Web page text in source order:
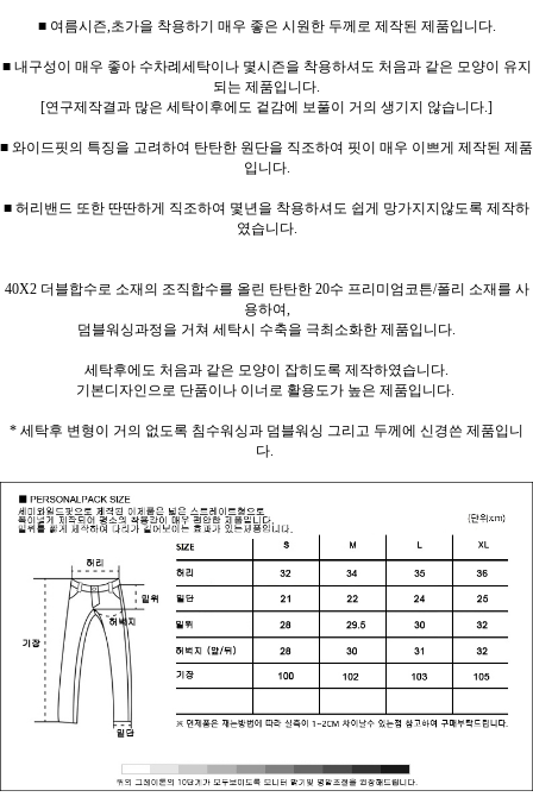
■ 여름시즌,초가을 착용하기 매우 좋은 시원한 두께로 제작된 제품입니다.
■ 내구성이 매우 좋아 수차례세탁이나 몇시즌을 착용하셔도 처음과 같은 모양이 유지
되는 제품입니다.
[연구제작결과 많은 세탁이후에도 겉감에 보풀이 거의 생기지 않습니다.]
■ 와이드핏의 특징을 고려하여 탄탄한 원단을 직조하여 핏이 매우 이쁘게 제작된 제품
입니다.
■ 허리밴드 또한 딴딴하게 직조하여 몇년을 착용하셔도 쉽게 망가지지않도록 제작하
였습니다.
40X2 더블합수로 소재의 조직합수를 올린 탄탄한 20수 프리미엄코튼/폴리 소재를 사
용하여,
덤블워싱과정을 거쳐 세탁시 수축을 극최소화한 제품입니다.
세탁후에도 처음과 같은 모양이 잡히도록 제작하였습니다.
기본디자인으로 단품이나 이너로 활용도가 높은 제품입니다.
* 세탁후 변형이 거의 없도록 침수워싱과 덤블워싱 그리고 두께에 신경쓴 제품입니
다.